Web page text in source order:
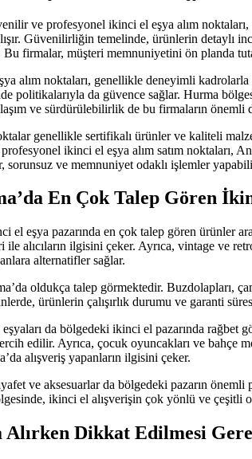
ve profesyonel ikinci el eşya alım
Güvenilirliğin temelinde, ürünlerin detaylı
firmalar, müşteri memnuniyetini ön planda
alım noktaları, genellikle deneyimli kadrolarla
politikalarıyla da güvence sağlar. Hurma
ve sürdürülebilirlik de bu firmaların önemli
genellikle sertifikalı ürünler ve kaliteli
ikinci el eşya alım satım noktaları,
sorunsuz ve memnuniyet odaklı işlemler
En Çok Talep Gören
el eşya pazarında en çok talep gören ürünler
ile alıcıların ilgisini çeker. Ayrıca, vintage ve
alternatifler sağlar.
oldukça talep görmektedir. Buzdolapları,
ürünlerin çalışırlık durumu ve garanti
da bölgedeki ikinci el pazarında rağbet
edilir. Ayrıca, çocuk oyuncakları ve
alışveriş yapanların ilgisini çeker.
ve aksesuarlar da bölgedeki pazarın
ikinci el alışverişin çok yönlü ve çeşitli
Dikkat Edilmesi